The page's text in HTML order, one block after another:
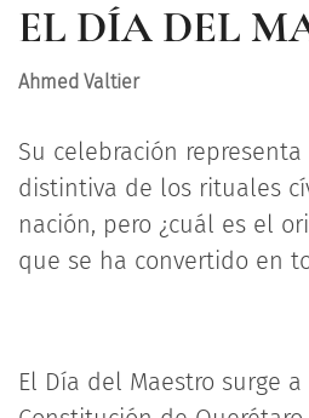
EL DÍA DEL
Ahmed Valtier
Su celebración
distintiva de los rituales
nación, pero ¿cuál es el
que se ha convertido en
El Día del Maestro surge